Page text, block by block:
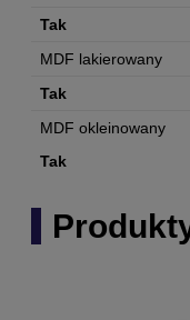
Tak
MDF lakierowany
Tak
MDF okleinowany
Tak